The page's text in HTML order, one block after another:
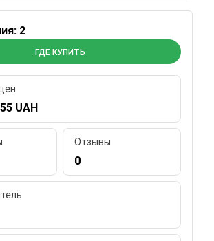
2
ГДЕ КУПИТЬ
UAH
Отзывы
0